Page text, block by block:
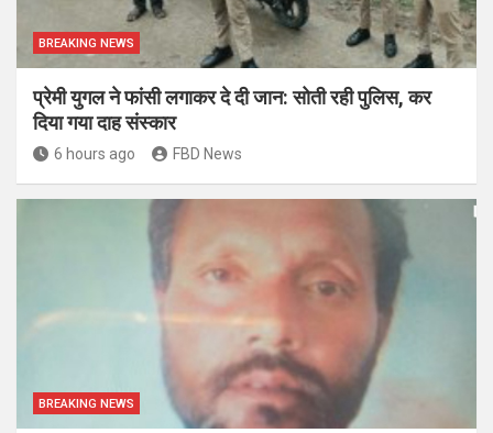
BREAKING NEWS
प्रेमी युगल ने फांसी लगाकर दे दी जान: सोती रही पुलिस, कर
दिया गया दाह संस्कार
6 hours ago FBD News
BREAKING NEWS